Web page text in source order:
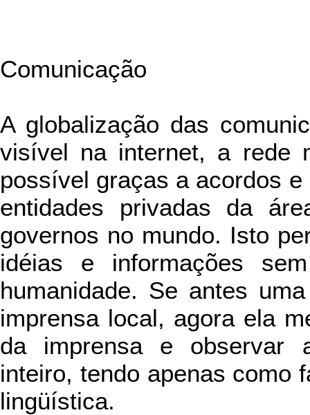
Comunicação
A globalização das
visível na internet, a rede
possível graças a acordos
entidades privadas da
governos no mundo. Isto
idéias e informações
humanidade. Se antes
imprensa local, agora ela
da imprensa e observar
inteiro, tendo apenas como
lingüística.